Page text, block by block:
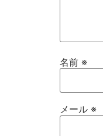
名前 ※
メール ※